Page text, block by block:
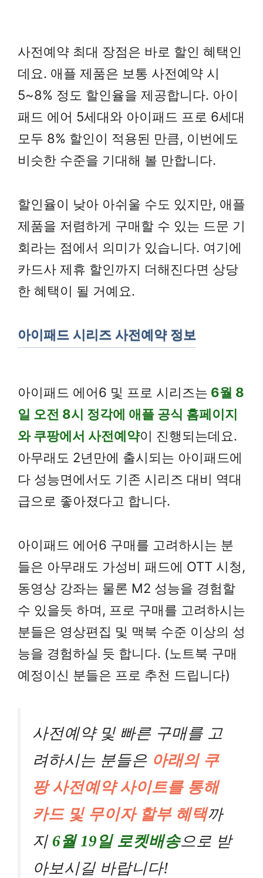
사전예약 최대 장점은 바로 할인 혜택인
데요. 애플 제품은 보통 사전예약 시
5~8% 정도 할인율을 제공합니다. 아이
패드 에어 5세대와 아이패드 프로 6세대
모두 8% 할인이 적용된 만큼, 이번에도
비슷한 수준을 기대해 볼 만합니다.
할인율이 낮아 아쉬울 수도 있지만, 애플
제품을 저렴하게 구매할 수 있는 드문 기
회라는 점에서 의미가 있습니다. 여기에
카드사 제휴 할인까지 더해진다면 상당
한 혜택이 될 거예요.
아이패드 시리즈 사전예약 정보
아이패드 에어6 및 프로 시리즈는 6월 8
일 오전 8시 정각에 애플 공식 홈페이지
와 쿠팡에서 사전예약이 진행되는데요.
아무래도 2년만에 출시되는 아이패드에
다 성능면에서도 기존 시리즈 대비 역대
급으로 좋아졌다고 합니다.
아이패드 에어6 구매를 고려하시는 분
들은 아무래도 가성비 패드에 OTT 시청,
동영상 강좌는 물론 M2 성능을 경험할
수 있을듯 하며, 프로 구매를 고려하시는
분들은 영상편집 및 맥북 수준 이상의 성
능을 경험하실 듯 합니다. (노트북 구매
예정이신 분들은 프로 추천 드립니다)
사전예약 및 빠른 구매를 고
려하시는 분들은 아래의 쿠
팡 사전예약 사이트를 통해
카드 및 무이자 할부 혜택까
지 6월 19일 로켓배송으로 받
아보시길 바랍니다!